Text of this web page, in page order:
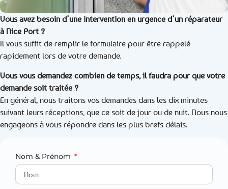
Vous avez besoin d’une intervention en urgence d’un réparateur
à Nice Port ?
Il vous suffit de remplir le formulaire pour être rappelé
rapidement lors de votre demande.
Vous vous demandez combien de temps, il faudra pour que votre
demande soit traitée ?
En général, nous traitons vos demandes dans les dix minutes
suivant leurs réceptions, que ce soit de jour ou de nuit. Nous nous
engageons à vous répondre dans les plus brefs délais.
Nom & Prénom